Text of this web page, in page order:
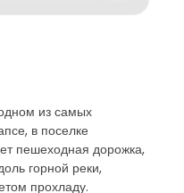
из самых
в поселке
пешеходная дорожка,
горной реки,
прохладу.